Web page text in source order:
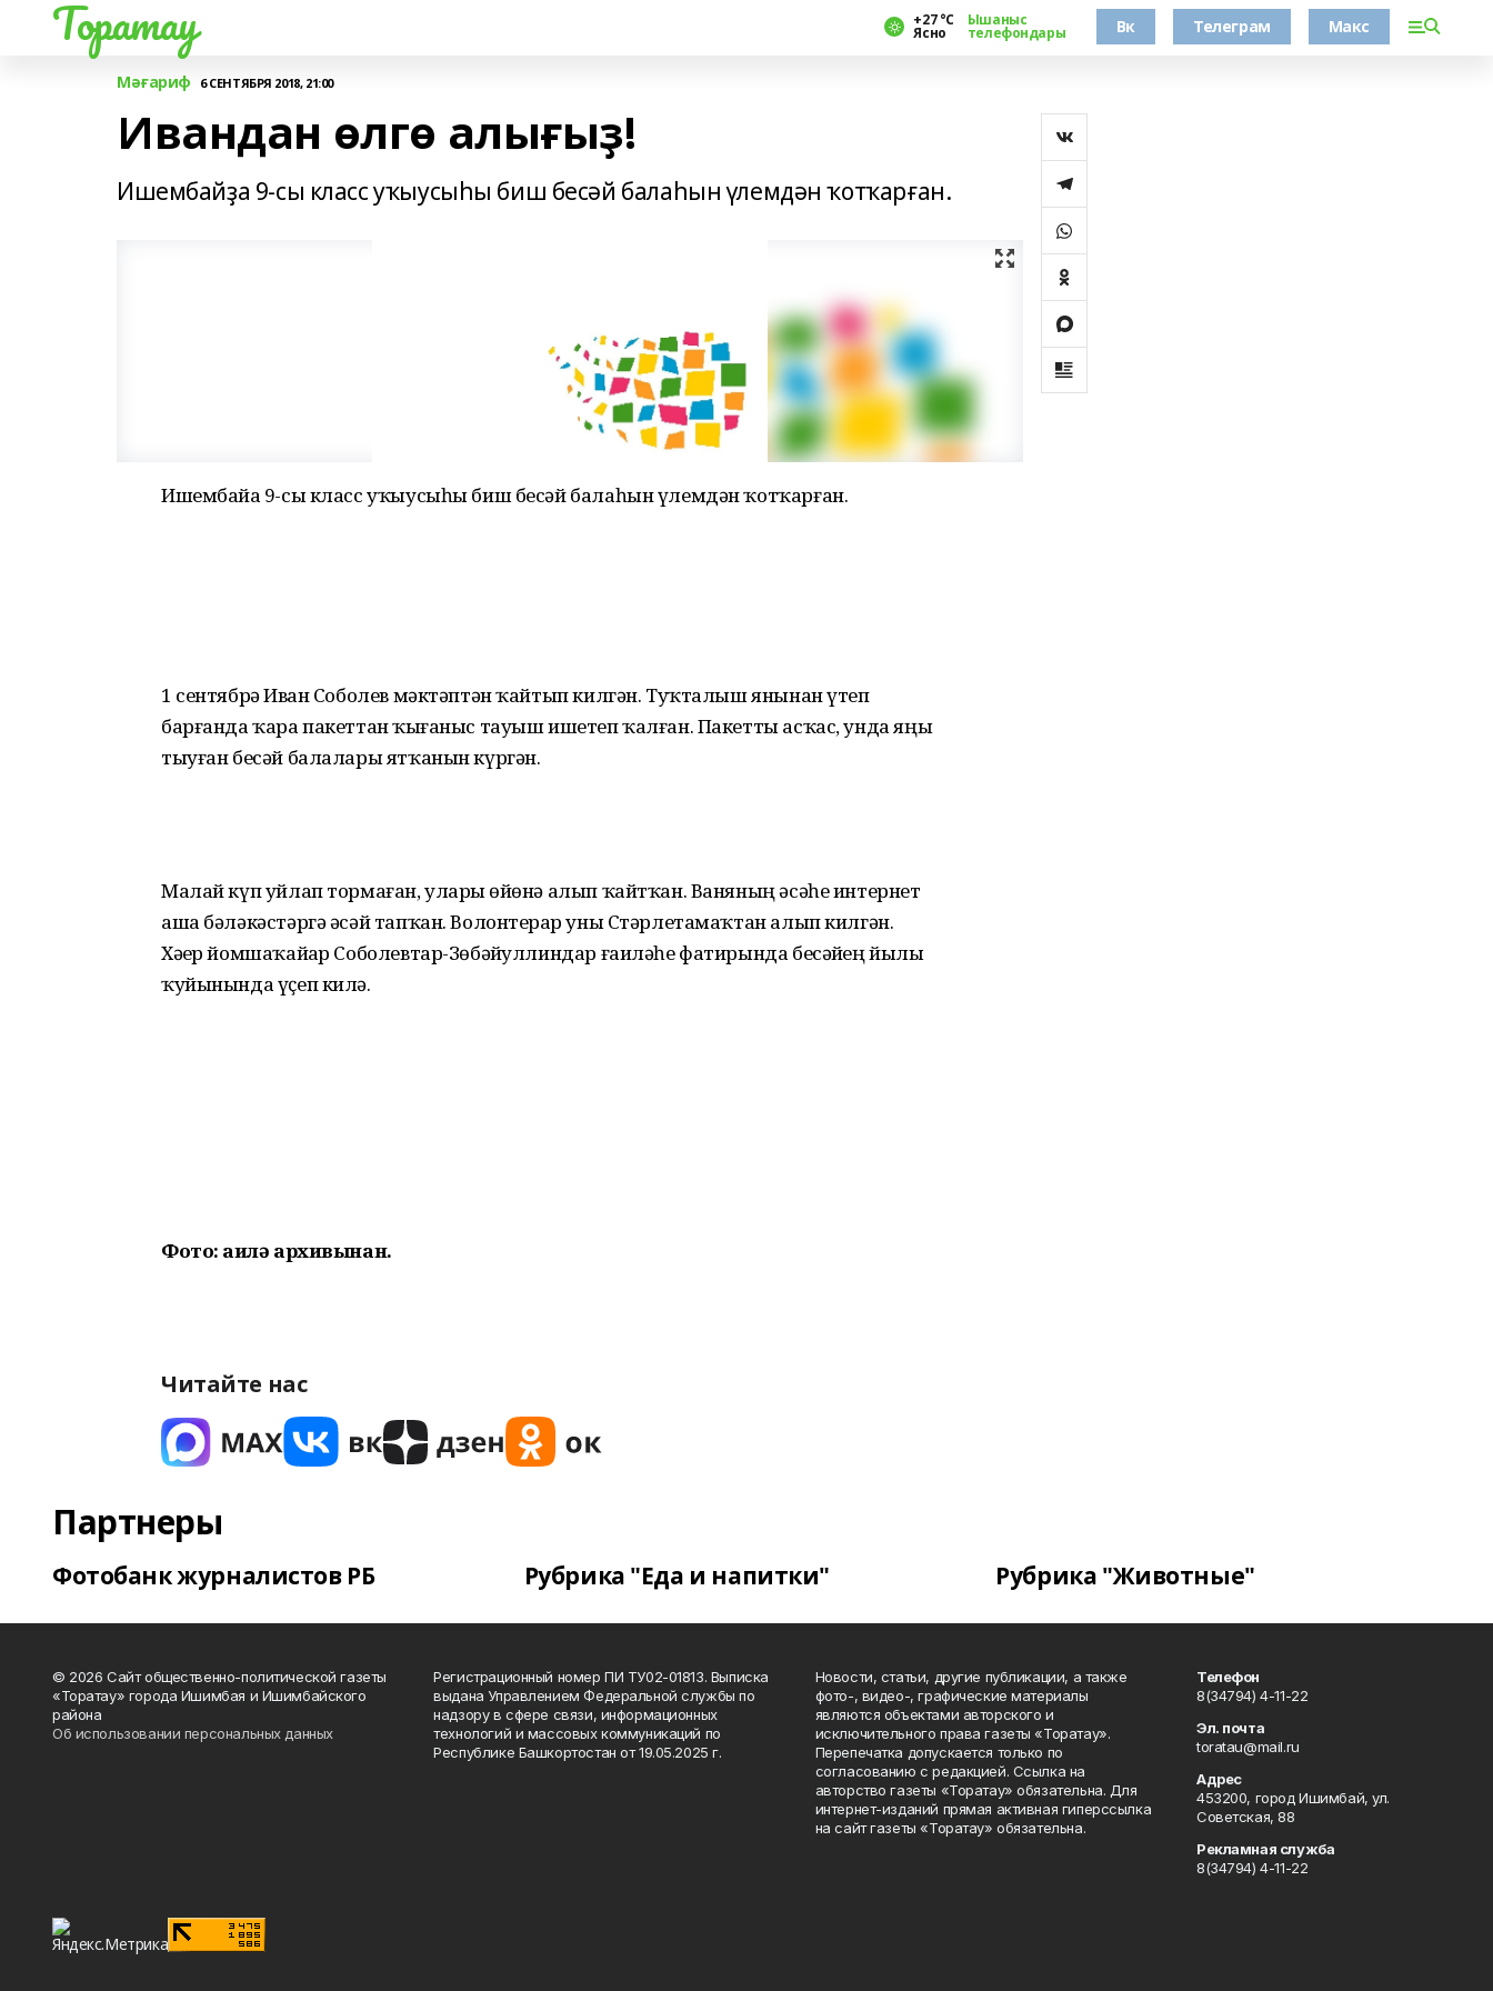
Торатау +27 °С
Ясно
Ышаныс
телефондары Вк Телеграм Макс
Мәғариф 6 СЕНТЯБРЯ 2018, 21:00
Ивандан өлгө алығыҙ!
Ишембайҙа 9-сы класс уҡыусыһы биш бесәй балаһын үлемдән ҡотҡарған.
Ишембайҙа 9-сы класс уҡыусыһы биш бесәй балаһын үлемдән ҡотҡарған.
1 сентябрҙә Иван Соболев мәктәптән ҡайтып килгән. Туҡталыш янынан үтеп
барғанда ҡара пакеттан ҡыҙғаныс тауыш ишетеп ҡалған. Пакетты асҡас, унда яңы
тыуған бесәй балалары ятҡанын күргән.
Малай күп уйлап тормаған, уларҙы өйөнә алып ҡайтҡан. Ваняның әсәһе интернет
аша бәләкәстәргә әсәй тапҡан. Волонтерҙар уны Стәрлетамаҡтан алып килгән.
Хәҙер йомшаҡайҙар Соболевтар-Зөбәйҙуллиндар ғаиләһе фатирында бесәйҙең йылы
ҡуйынында үҫеп килә.
Фото: ғаилә архивынан.
Читайте нас
Партнеры
Фотобанк журналистов РБ Рубрика "Еда и напитки" Рубрика "Животные"
© 2026 Сайт общественно-политической газеты
«Торатау» города Ишимбая и Ишимбайского
района
Об использовании персональных данных
Регистрационный номер ПИ ТУ02-01813. Выписка
выдана Управлением Федеральной службы по
надзору в сфере связи, информационных
технологий и массовых коммуникаций по
Республике Башкортостан от 19.05.2025 г.
Новости, статьи, другие публикации, а также
фото-, видео-, графические материалы
являются объектами авторского и
исключительного права газеты «Торатау».
Перепечатка допускается только по
согласованию с редакцией. Ссылка на
авторство газеты «Торатау» обязательна. Для
интернет-изданий прямая активная гиперссылка
на сайт газеты «Торатау» обязательна.
Телефон
8(34794) 4-11-22
Эл. почта
toratau@mail.ru
Адрес
453200, город Ишимбай, ул.
Советская, 88
Рекламная служба
8(34794) 4-11-22